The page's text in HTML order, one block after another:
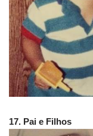
17. Pai e Filhos